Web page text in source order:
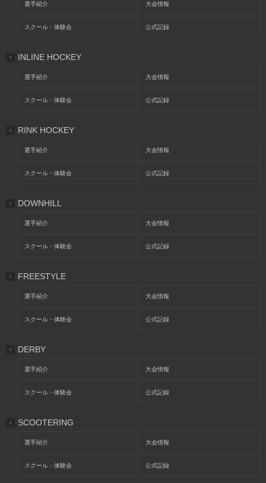
選手紹介 大会情報
スクール・体験会 公式記録
INLINE HOCKEY
選手紹介 大会情報
スクール・体験会 公式記録
RINK HOCKEY
選手紹介 大会情報
スクール・体験会 公式記録
DOWNHILL
選手紹介 大会情報
スクール・体験会 公式記録
FREESTYLE
選手紹介 大会情報
スクール・体験会 公式記録
DERBY
選手紹介 大会情報
スクール・体験会 公式記録
SCOOTERING
選手紹介 大会情報
スクール・体験会 公式記録